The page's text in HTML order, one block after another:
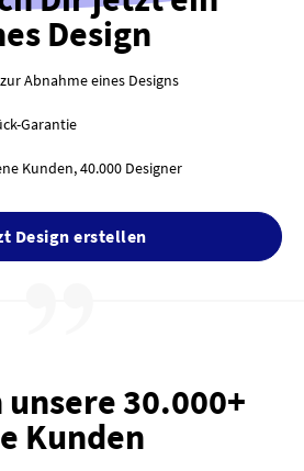
Design
Abnahme eines Designs
Garantie
Kunden, 40.000 Designer
Design erstellen
unsere 30.000+
Kunden